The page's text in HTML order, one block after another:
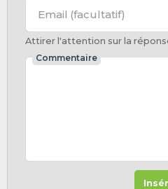
Email (facultatif)
Attirer l'attention sur la
Commentaire